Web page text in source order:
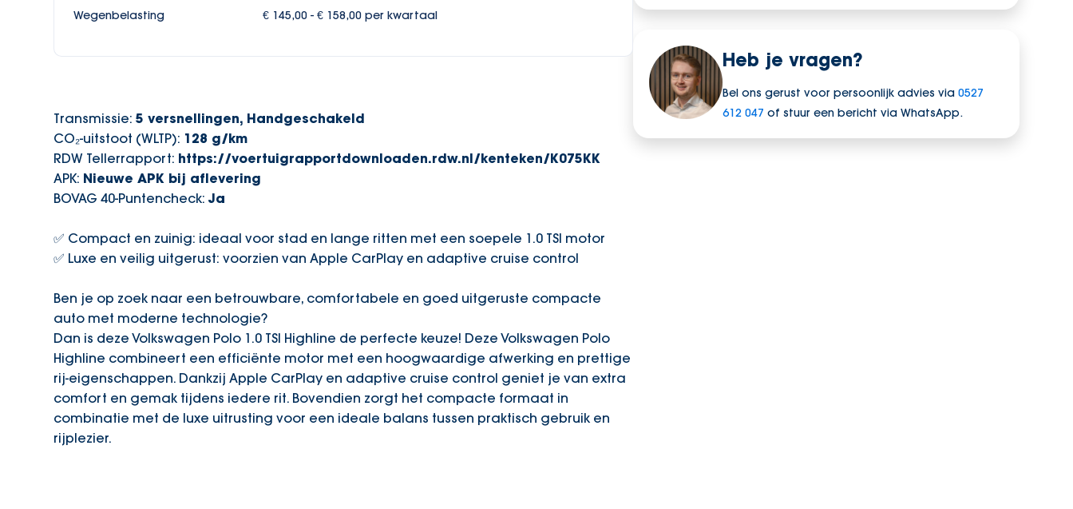
Wegenbelasting € 145,00 - € 158,00 per kwartaal
Transmissie: 5 versnellingen, Handgeschakeld
CO₂-uitstoot (WLTP): 128 g/km
RDW Tellerrapport: https://voertuigrapportdownloaden.rdw.nl/kenteken/K075KK
APK: Nieuwe APK bij aflevering
BOVAG 40-Puntencheck: Ja
✅ Compact en zuinig: ideaal voor stad en lange ritten met een soepele 1.0 TSI motor
✅ Luxe en veilig uitgerust: voorzien van Apple CarPlay en adaptive cruise control
Ben je op zoek naar een betrouwbare, comfortabele en goed uitgeruste compacte
auto met moderne technologie?
Dan is deze Volkswagen Polo 1.0 TSI Highline de perfecte keuze! Deze Volkswagen Polo
Highline combineert een efficiënte motor met een hoogwaardige afwerking en prettige
rij-eigenschappen. Dankzij Apple CarPlay en adaptive cruise control geniet je van extra
comfort en gemak tijdens iedere rit. Bovendien zorgt het compacte formaat in
combinatie met de luxe uitrusting voor een ideale balans tussen praktisch gebruik en
rijplezier.
Heb je vragen?
Bel ons gerust voor persoonlijk advies via 0527
612 047 of stuur een bericht via WhatsApp.